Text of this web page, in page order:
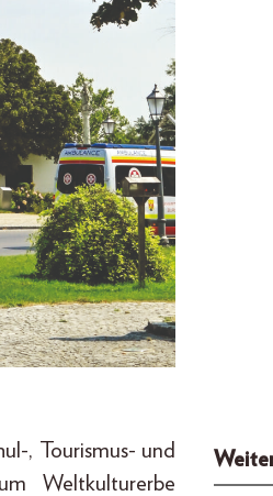
, Tourismus- und
Weltkultur­erbe